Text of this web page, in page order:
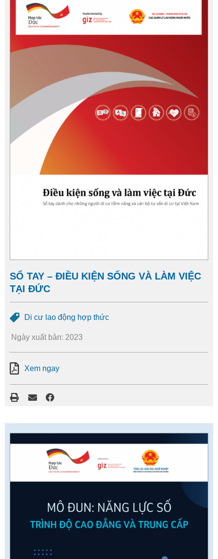
SỔ TAY – ĐIỀU KIỆN SỐNG VÀ LÀM VIỆC
TẠI ĐỨC
Di cư lao động hợp thức
Ngày xuất bản: 2023
Xem ngay